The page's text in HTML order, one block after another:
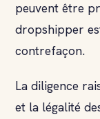
peuvent être
dropshipper
contrefaçon.
La diligence
et la légalité